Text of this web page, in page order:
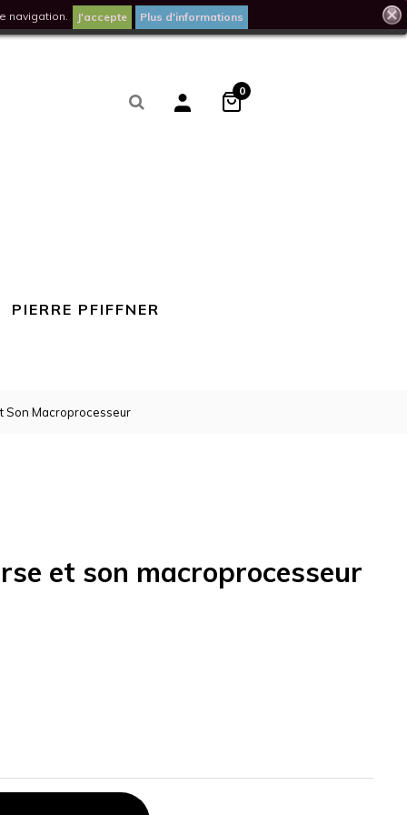
0
PIERRE PFIFFNER
navigation. J'accepte Plus d'informations
Son Macroprocesseur
et son macroprocesseur